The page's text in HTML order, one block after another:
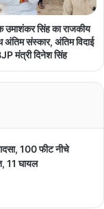
उमाशंकर सिंह का राजकीय
अंतिम संस्कार, अंतिम विदाई
मंत्री दिनेश सिंह
100 फीट नीचे
11 घायल